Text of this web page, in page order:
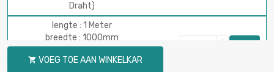
Draht)
lengte : 1 Meter
breedte : 1000mm
Mesh : 300 Mesh
(0.035mm Größe
€ 99,64
 VOEG TOE AAN WINKELKAR